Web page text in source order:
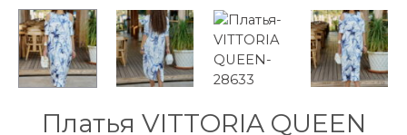
Платья VITTORIA QUEEN